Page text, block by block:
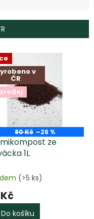
v
ČR
80 Kč –26 %
ze
1L
(>5 ks)
Do košíku